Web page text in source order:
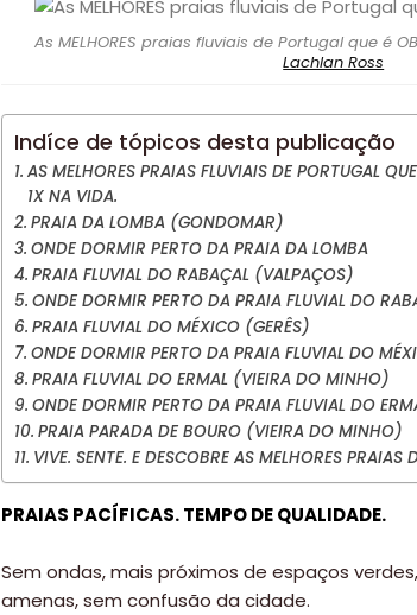
As MELHORES praias fluviais de Portugal que é
Lachlan Ross
Indíce de tópicos desta publicação
AS MELHORES PRAIAS FLUVIAIS DE PORTUGAL
1X NA VIDA.
PRAIA DA LOMBA (GONDOMAR)
ONDE DORMIR PERTO DA PRAIA DA LOMBA
PRAIA FLUVIAL DO RABAÇAL (VALPAÇOS)
ONDE DORMIR PERTO DA PRAIA FLUVIAL DO
PRAIA FLUVIAL DO MÉXICO (GERÊS)
ONDE DORMIR PERTO DA PRAIA FLUVIAL DO
PRAIA FLUVIAL DO ERMAL (VIEIRA DO MINHO)
ONDE DORMIR PERTO DA PRAIA FLUVIAL DO
PRAIA PARADA DE BOURO (VIEIRA DO MINHO)
VIVE. SENTE. E DESCOBRE AS MELHORES PRAIAS
PRAIAS PACÍFICAS. TEMPO DE QUALIDADE.
Sem ondas, mais próximos de espaços
amenas, sem confusão da cidade.